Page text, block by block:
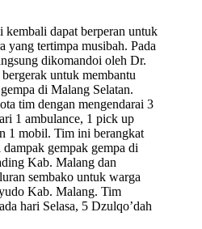
dapat berperan untuk
yang tertimpa musibah. Pada
dikomandoi oleh Dr.
untuk membantu
di Malang Selatan.
tim dengan mengendarai 3
1 ambulance, 1 pick up
1 mobil. Tim ini berangkat
gempak gempa di
Kab. Malang dan
sembako untuk warga
Kab. Malang. Tim
hari Selasa, 5 Dzulqo’dah